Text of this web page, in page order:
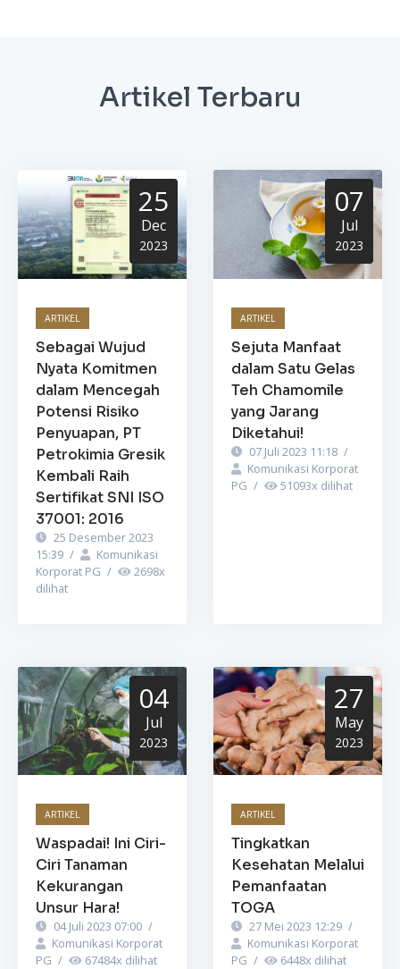
Artikel Terbaru
25
Dec
2023
ARTIKEL
Sebagai Wujud
Nyata Komitmen
dalam Mencegah
Potensi Risiko
Penyuapan, PT
Petrokimia Gresik
Kembali Raih
Sertifikat SNI ISO
37001: 2016
25 Desember 2023
15:39 /
Komunikasi
Korporat PG / 2698x
dilihat
07
Jul
2023
ARTIKEL
Sejuta Manfaat
dalam Satu Gelas
Teh Chamomile
yang Jarang
Diketahui!
07 Juli 2023 11:18 /
Komunikasi Korporat
PG / 51093x dilihat
04
Jul
2023
ARTIKEL
Waspadai! Ini Ciri-
Ciri Tanaman
Kekurangan
Unsur Hara!
04 Juli 2023 07:00 /
Komunikasi Korporat
PG / 67484x dilihat
27
May
2023
ARTIKEL
Tingkatkan
Kesehatan Melalui
Pemanfaatan
TOGA
27 Mei 2023 12:29 /
Komunikasi Korporat
PG / 6448x dilihat